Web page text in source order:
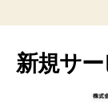
新規サー